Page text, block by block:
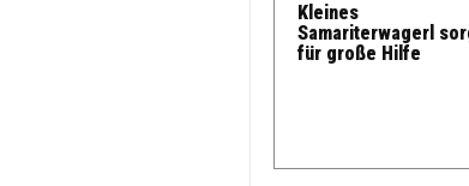
Kleines
Samariterwagerl
für große Hilfe